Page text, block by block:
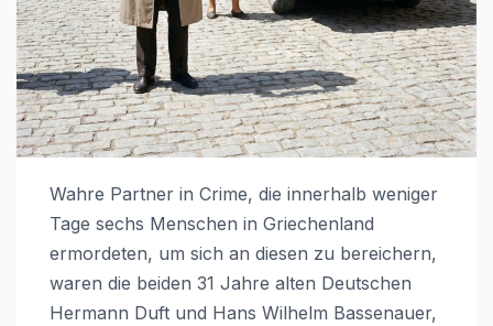
Wahre Partner in Crime, die innerhalb weniger
Tage sechs Menschen in Griechenland
ermordeten, um sich an diesen zu bereichern,
waren die beiden 31 Jahre alten Deutschen
Hermann Duft und Hans Wilhelm Bassenauer,